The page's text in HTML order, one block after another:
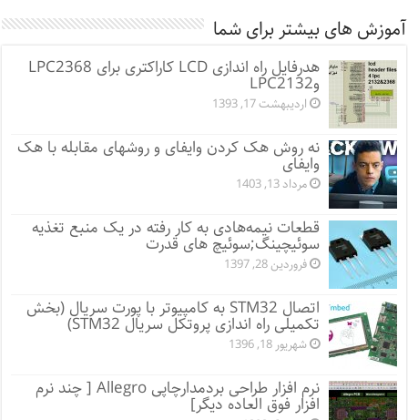
آموزش های بیشتر برای شما
هدرفایل راه اندازی LCD کاراکتری برای LPC2368
وLPC2132
اردیبهشت 17, 1393
نه روش هک کردن وایفای و روشهای مقابله با هک
وایفای
مرداد 13, 1403
قطعات نیمه‌هادی به کار رفته در یک منبع تغذیه
سوئیچینگ;سوئیچ های قدرت
فروردین 28, 1397
اتصال STM32 به کامپیوتر با پورت سریال (بخش
تکمیلی راه اندازی پروتکل سریال STM32)
شهریور 18, 1396
نرم افزار طراحی بردمدارچاپی Allegro [ چند نرم
افزار فوق العاده دیگر]